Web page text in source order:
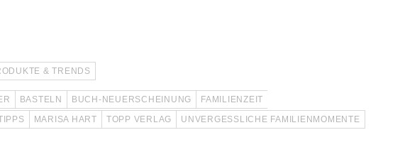
& TRENDS
BASTELN BUCH-NEUERSCHEINUNG
FAMILIENZEIT
MARISA HART TOPP VERLAG UNVERGESSLICHE FAMILIENMOMENTE